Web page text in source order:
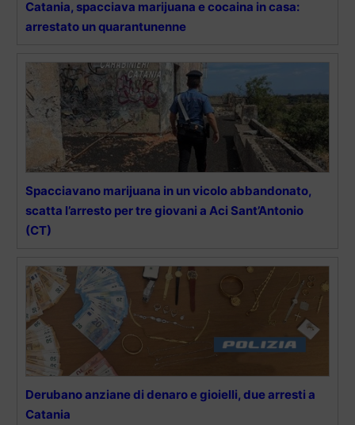
Catania, spacciava marijuana e cocaina in casa:
arrestato un quarantunenne
Spacciavano marijuana in un vicolo abbandonato,
scatta l’arresto per tre giovani a Aci Sant’Antonio
(CT)
Derubano anziane di denaro e gioielli, due arresti a
Catania